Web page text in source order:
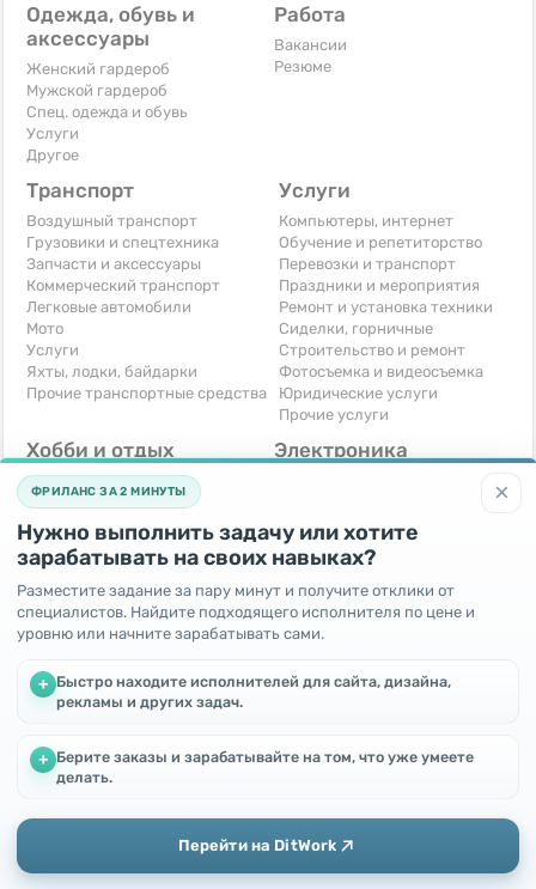
Одежда, обувь и
аксессуары
Женский гардероб
Мужской гардероб
Спец. одежда и обувь
Услуги
Другое
Работа
Вакансии
Резюме
Транспорт
Воздушный транспорт
Грузовики и спецтехника
Запчасти и аксессуары
Коммерческий транспорт
Легковые автомобили
Мото
Услуги
Яхты, лодки, байдарки
Прочие транспортные средства
Услуги
Компьютеры, интернет
Обучение и репетиторство
Перевозки и транспорт
Праздники и мероприятия
Ремонт и установка техники
Сиделки, горничные
Строительство и ремонт
Фотосъемка и видеосъемка
Юридические услуги
Прочие услуги
Хобби и отдых
Книги и журналы
Музыкальные инструменты
Охота и рыбалка
Спорт и отдых
Другое
Электроника
Приставки и видеоигры
Телефоны и связь
Услуги
Фотоаппараты
Другое
Для бизнеса
Готовый бизнес
Другое
×
ФРИЛАНС ЗА 2 МИНУТЫ
Нужно выполнить задачу или хотите
зарабатывать на своих навыках?
Разместите задание за пару минут и получите отклики от
специалистов. Найдите подходящего исполнителя по цене и
уровню или начните зарабатывать сами.
+ Быстро находите исполнителей для сайта, дизайна,
рекламы и других задач.
+ Берите заказы и зарабатывайте на том, что уже умеете
делать.
Перейти на DitWork
Мы используем файлы cookie, чтобы улучшить работу и
Добавить Главная Сообщения Позвонить